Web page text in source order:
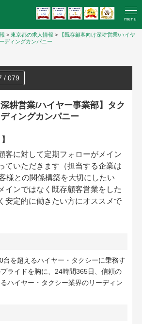
menu
> 東京都の求人情報 >
【既存顧客向け深耕営業/ハイヤ
ディングカンパニー
/ 079
深耕営業/ハイヤー事業部】タク
ィングカンパニー
客に対して定期フォローがメイン
ていただきます（担当する企業は
様との関係構築を大切にしたい
インではなく既存顧客営業をした
安定的に働きたい方にオススメで
台を超えるハイヤー・タクシーに乗務す
ライドを胸に、24時間365日、信頼の
ハイヤー・タクシー業界のリーディン